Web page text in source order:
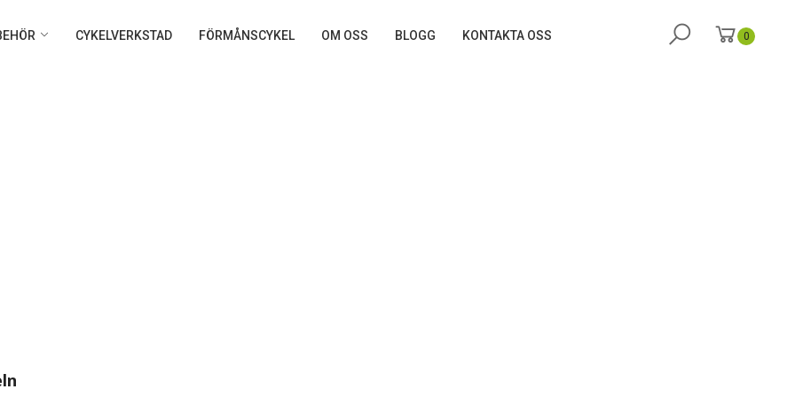
CYKELVERKSTAD FÖRMÅNSCYKEL OM OSS BLOGG KONTAKTA OSS 0